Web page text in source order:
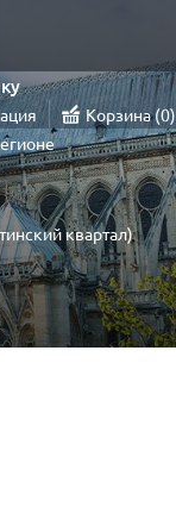
Корзина 0
квартал)